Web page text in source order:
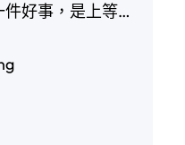
好事，是上等的